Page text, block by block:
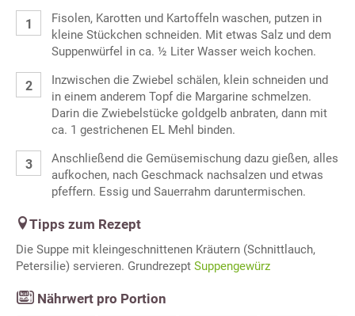
Fisolen, Karotten und Kartoffeln waschen, putzen in
kleine Stückchen schneiden. Mit etwas Salz und dem
Suppenwürfel in ca. ½ Liter Wasser weich kochen.
Inzwischen die Zwiebel schälen, klein schneiden und
in einem anderem Topf die Margarine schmelzen.
Darin die Zwiebelstücke goldgelb anbraten, dann mit
ca. 1 gestrichenen EL Mehl binden.
Anschließend die Gemüsemischung dazu gießen, alles
aufkochen, nach Geschmack nachsalzen und etwas
pfeffern. Essig und Sauerrahm daruntermischen.
Tipps zum Rezept
Die Suppe mit kleingeschnittenen Kräutern (Schnittlauch,
Petersilie) servieren. Grundrezept Suppengewürz
Nährwert pro Portion